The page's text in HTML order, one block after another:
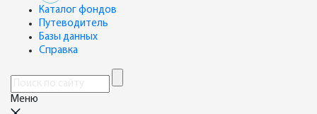
Каталог фондов
Путеводитель
Базы данных
Справка
Меню